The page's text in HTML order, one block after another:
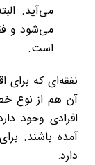
می‌آید.
می‌شود و
است.
نفقه‌ای که
آن هم از نوع
افرادی وجود
آمده باشند.
دارد: